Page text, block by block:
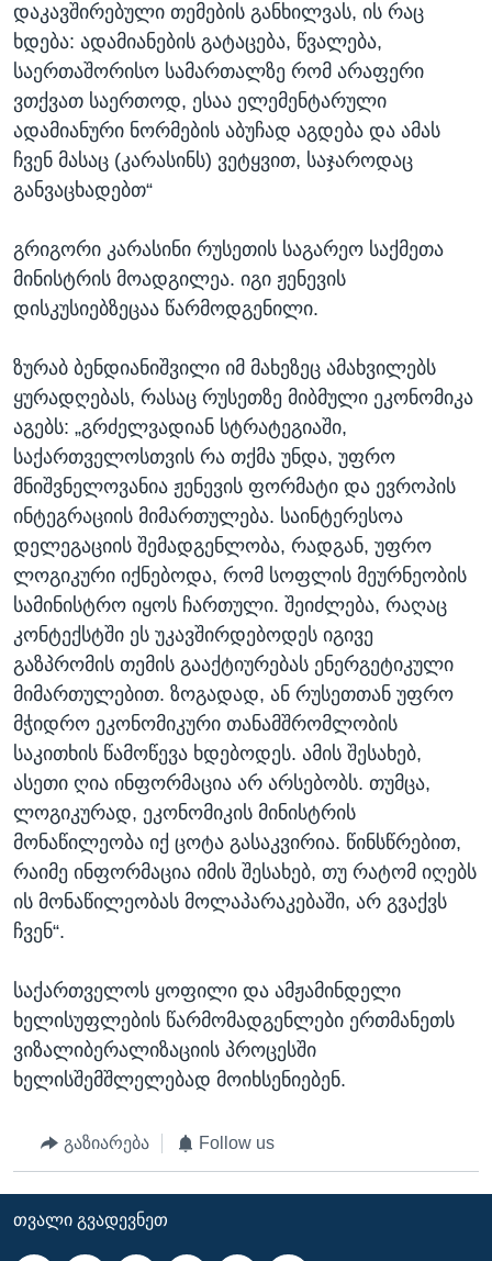
დაკავშირებული თემების განხილვას, ის რაც
ხდება: ადამიანების გატაცება, წვალება,
საერთაშორისო სამართალზე რომ არაფერი
ვთქვათ საერთოდ, ესაა ელემენტარული
ადამიანური ნორმების აბუჩად აგდება და ამას
ჩვენ მასაც (კარასინს) ვეტყვით, საჯაროდაც
განვაცხადებთ“
გრიგორი კარასინი რუსეთის საგარეო საქმეთა
მინისტრის მოადგილეა. იგი ჟენევის
დისკუსიებზეცაა წარმოდგენილი.
ზურაბ ბენდიანიშვილი იმ მახეზეც ამახვილებს
ყურადღებას, რასაც რუსეთზე მიბმული ეკონომიკა
აგებს: „გრძელვადიან სტრატეგიაში,
საქართველოსთვის რა თქმა უნდა, უფრო
მნიშვნელოვანია ჟენევის ფორმატი და ევროპის
ინტეგრაციის მიმართულება. საინტერესოა
დელეგაციის შემადგენლობა, რადგან, უფრო
ლოგიკური იქნებოდა, რომ სოფლის მეურნეობის
სამინისტრო იყოს ჩართული. შეიძლება, რაღაც
კონტექსტში ეს უკავშირდებოდეს იგივე
გაზპრომის თემის გააქტიურებას ენერგეტიკული
მიმართულებით. ზოგადად, ან რუსეთთან უფრო
მჭიდრო ეკონომიკური თანამშრომლობის
საკითხის წამოწევა ხდებოდეს. ამის შესახებ,
ასეთი ღია ინფორმაცია არ არსებობს. თუმცა,
ლოგიკურად, ეკონომიკის მინისტრის
მონაწილეობა იქ ცოტა გასაკვირია. წინსწრებით,
რაიმე ინფორმაცია იმის შესახებ, თუ რატომ იღებს
ის მონაწილეობას მოლაპარაკებაში, არ გვაქვს
ჩვენ“.
საქართველოს ყოფილი და ამჟამინდელი
ხელისუფლების წარმომადგენლები ერთმანეთს
ვიზალიბერალიზაციის პროცესში
ხელისშემშლელებად მოიხსენიებენ.
გაზიარება Follow us
ᲗᲕᲐᲚᲘ ᲒᲕᲐᲓᲔᲕᲜᲔᲗ